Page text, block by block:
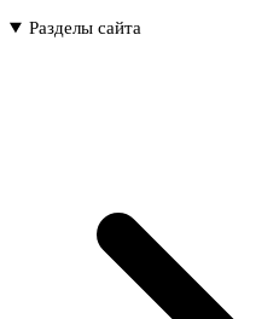
Разделы сайта